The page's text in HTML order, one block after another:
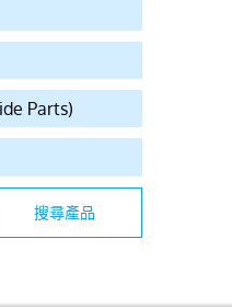
Parts)
SMA (Hex Nut) Torque
Nm),Wrench Size 5/16